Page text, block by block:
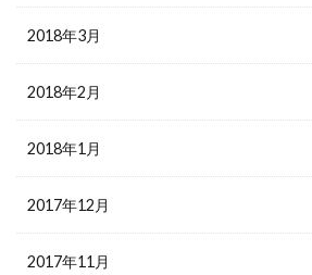
2018年3月
2018年2月
2018年1月
2017年12月
2017年11月